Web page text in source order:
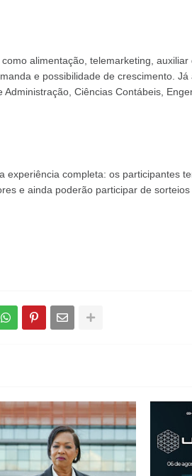
alimentação, telemarketing, auxiliar
e possibilidade de crescimento. Já
Ciências Contábeis,
experiência completa: os participantes
e ainda poderão participar de sorteios